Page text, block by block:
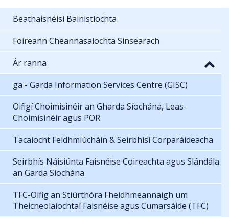
Beathaisnéisí Bainistíochta
Foireann Cheannasaíochta Sinsearach
Ár ranna
ga - Garda Information Services Centre (GISC)
Oifigí Choimisinéir an Gharda Síochána, Leas-
Choimisinéir agus POR
Tacaíocht Feidhmiúcháin & Seirbhísí Corparáideacha
Seirbhís Náisiúnta Faisnéise Coireachta agus Slándála
an Garda Síochána
TFC-Oifig an Stiúrthóra Fheidhmeannaigh um
Theicneolaíochtaí Faisnéise agus Cumarsáide (TFC)